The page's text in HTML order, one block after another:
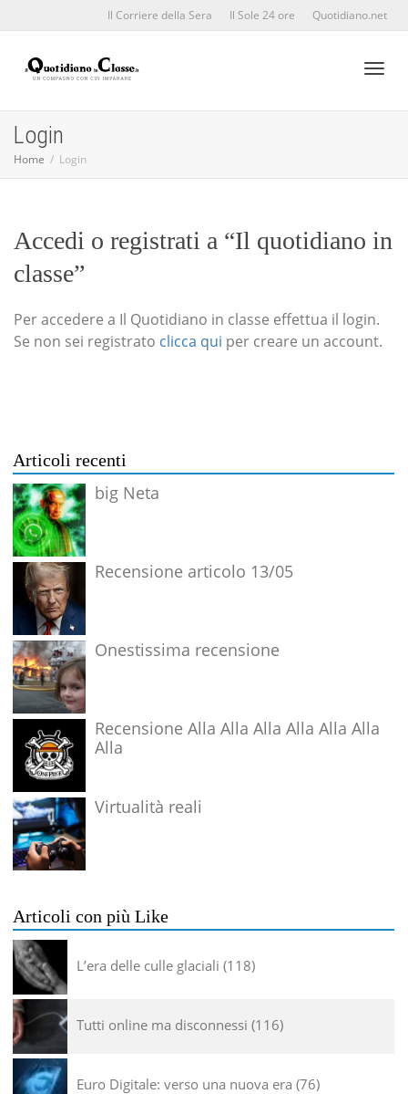
Il Corriere della Sera Il Sole 24 ore Quotidiano.net
Login
Home Login
Accedi o registrati a “Il quotidiano in
classe”
Per accedere a Il Quotidiano in classe effettua il login.
Se non sei registrato clicca qui per creare un account.
Articoli recenti
big Neta
Recensione articolo 13/05
Onestissima recensione
Recensione Alla Alla Alla Alla Alla Alla
Alla
Virtualità reali
Articoli con più Like
L’era delle culle glaciali 118
Tutti online ma disconnessi 116
Euro Digitale: verso una nuova era 76